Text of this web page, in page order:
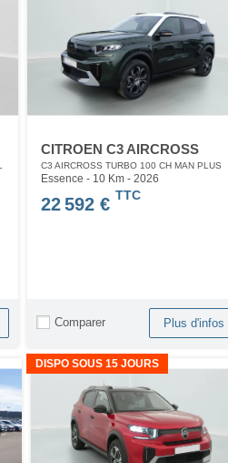
CITROEN C3 AIRCROSS
C3 AIRCROSS TURBO 100 CH MAN PLUS
Essence - 10 Km- 2026
22 592 € TTC
Comparer Plus d'infos
DISPO SOUS 15 JOURS